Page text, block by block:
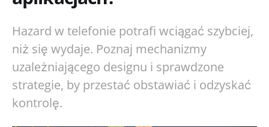
Hazard w telefonie potrafi wciągać szybciej,
niż się wydaje. Poznaj mechanizmy
uzależniającego designu i sprawdzone
strategie, by przestać obstawiać i odzyskać
kontrolę.